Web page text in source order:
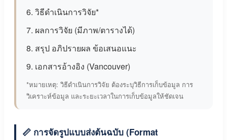
6. วิธีดำเนินการวิจัย*
7. ผลการวิจัย (มีภาพ/ตารางได้)
8. สรุป อภิปรายผล ข้อเสนอแนะ
9. เอกสารอ้างอิง (Vancouver)
*หมายเหตุ: วิธีดำเนินการวิจัย ต้องระบุวิธีการเก็บข้อมูล การ
วิเคราะห์ข้อมูล และระยะเวลาในการเก็บข้อมูลให้ชัดเจน
📏 การจัดรูปแบบส่งต้นฉบับ (Format